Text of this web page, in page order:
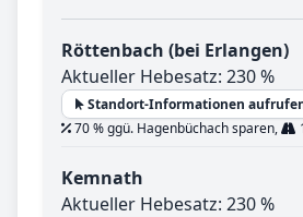
Röttenbach (bei Erlangen)
Aktueller Hebesatz: 230 %
Standort-Informationen
70 % ggü. Hagenbüchach sparen,
Kemnath
Aktueller Hebesatz: 230 %